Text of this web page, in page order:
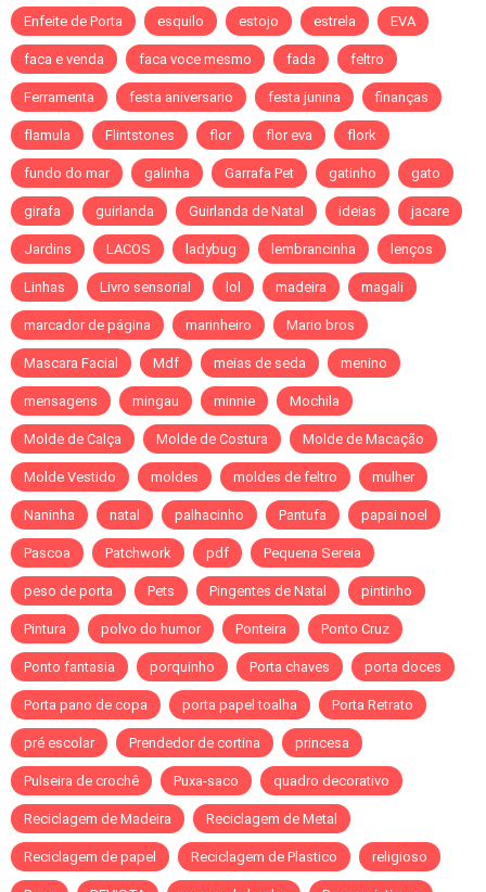
Enfeite de Porta esquilo estojo estrela EVA
faca e venda faca voce mesmo fada feltro
Ferramenta festa aniversario festa junina finanças
flamula Flintstones flor flor eva flork
fundo do mar galinha Garrafa Pet gatinho gato
girafa guirlanda Guirlanda de Natal ideias jacare
Jardins LACOS ladybug lembrancinha lenços
Linhas Livro sensorial lol madeira magali
marcador de página marinheiro Mario bros
Mascara Facial Mdf meias de seda menino
mensagens mingau minnie Mochila
Molde de Calça Molde de Costura Molde de Macação
Molde Vestido moldes moldes de feltro mulher
Naninha natal palhacinho Pantufa papai noel
Pascoa Patchwork pdf Pequena Sereia
peso de porta Pets Pingentes de Natal pintinho
Pintura polvo do humor Ponteira Ponto Cruz
Ponto fantasia porquinho Porta chaves porta doces
Porta pano de copa porta papel toalha Porta Retrato
pré escolar Prendedor de cortina princesa
Pulseira de crochê Puxa-saco quadro decorativo
Reciclagem de Madeira Reciclagem de Metal
Reciclagem de papel Reciclagem de Plastico religioso